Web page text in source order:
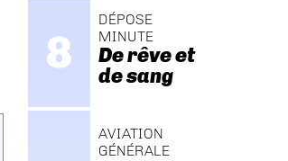
DÉPOSE
MINUTE
De rêve et
de sang
AVIATION
GÉNÉRALE